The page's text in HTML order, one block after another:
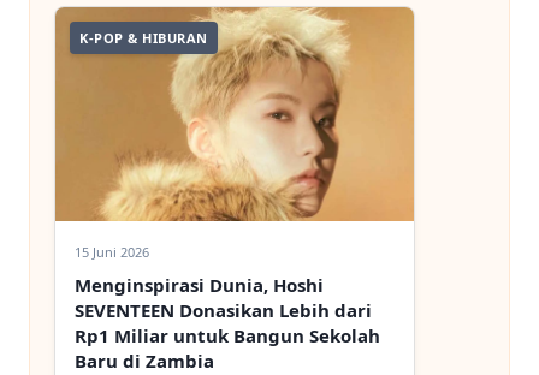
K-POP & HIBURAN
15 Juni 2026
Menginspirasi Dunia, Hoshi
SEVENTEEN Donasikan Lebih dari
Rp1 Miliar untuk Bangun Sekolah
Baru di Zambia